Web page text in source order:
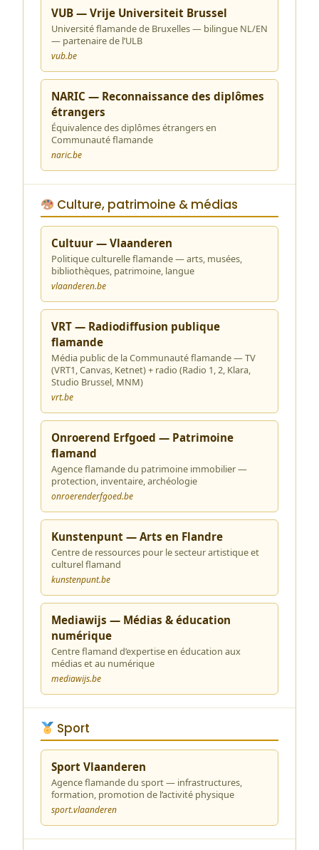
VUB — Vrije Universiteit Brussel
Université flamande de Bruxelles — bilingue NL/EN
— partenaire de l’ULB
vub.be
NARIC — Reconnaissance des diplômes
étrangers
Équivalence des diplômes étrangers en
Communauté flamande
naric.be
Culture, patrimoine & médias
Cultuur — Vlaanderen
Politique culturelle flamande — arts, musées,
bibliothèques, patrimoine, langue
vlaanderen.be
VRT — Radiodiffusion publique
flamande
Média public de la Communauté flamande — TV
(VRT1, Canvas, Ketnet) + radio (Radio 1, 2, Klara,
Studio Brussel, MNM)
vrt.be
Onroerend Erfgoed — Patrimoine
flamand
Agence flamande du patrimoine immobilier —
protection, inventaire, archéologie
onroerenderfgoed.be
Kunstenpunt — Arts en Flandre
Centre de ressources pour le secteur artistique et
culturel flamand
kunstenpunt.be
Mediawijs — Médias & éducation
numérique
Centre flamand d’expertise en éducation aux
médias et au numérique
mediawijs.be
Sport
Sport Vlaanderen
Agence flamande du sport — infrastructures,
formation, promotion de l’activité physique
sport.vlaanderen